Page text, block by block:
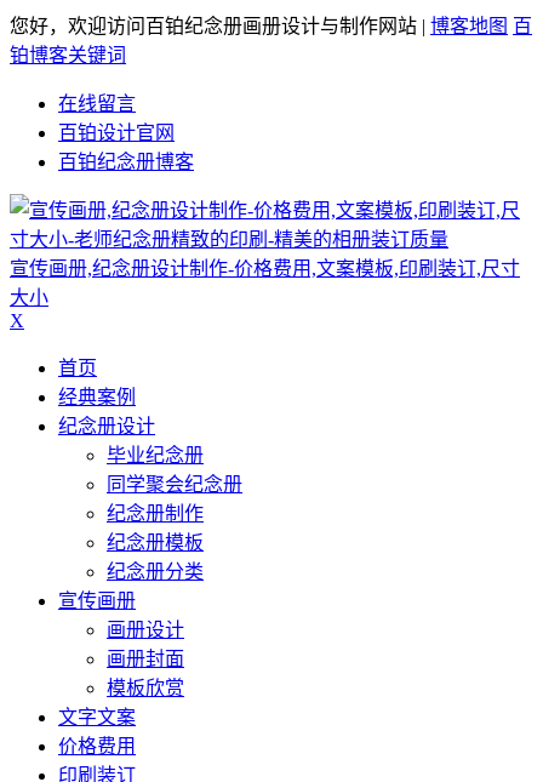
您好，欢迎访问百铂纪念册画册设计与制作网站 | 博客地图 百
铂博客关键词
在线留言
百铂设计官网
百铂纪念册博客
宣传画册,纪念册设计制作-价格费用,文案模板,印刷装订,尺寸
大小
X
首页
经典案例
纪念册设计
毕业纪念册
同学聚会纪念册
纪念册制作
纪念册模板
纪念册分类
宣传画册
画册设计
画册封面
模板欣赏
文字文案
价格费用
印刷装订